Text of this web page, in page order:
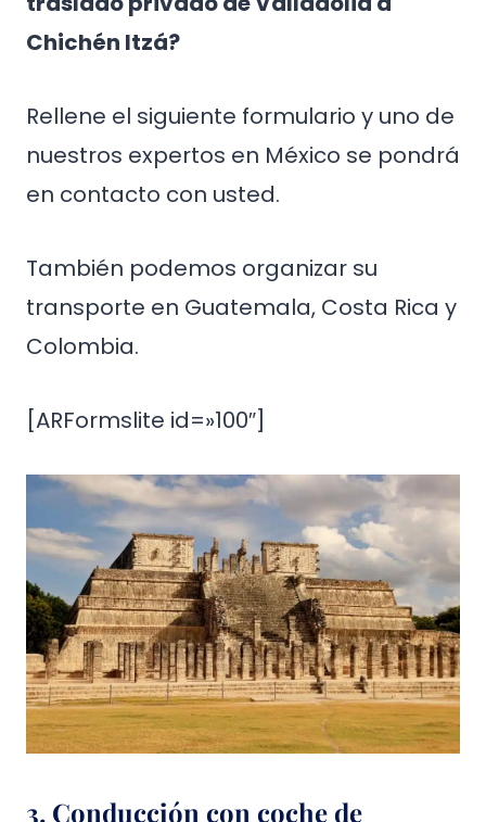
Chichén Itzá?
Rellene el siguiente formulario y uno de
nuestros expertos en México se pondrá
en contacto con usted.
También podemos organizar su
transporte en Guatemala, Costa Rica y
Colombia.
[ARFormslite id=»100″]
3. Conducción con coche de